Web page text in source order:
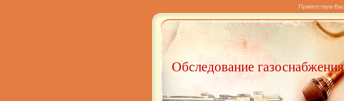
Приветствую Вас
Обследование газоснабжения